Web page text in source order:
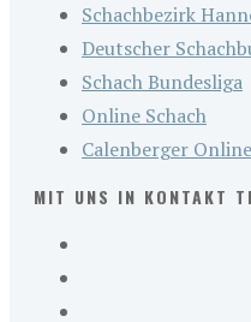
Schachbezirk
Deutscher
Schach Bundesliga
Online Schach
Calenberger
MIT UNS IN KONTAKT